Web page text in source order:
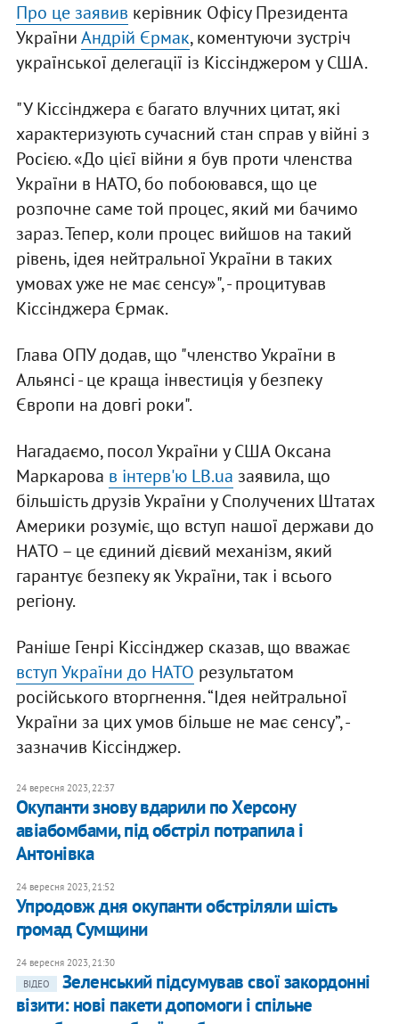
Про це заявив керівник Офісу Президента
УкраїниАндрій Єрмак, коментуючи зустріч
української делегації із Кіссінджером у США.
"У Кіссінджера є багато влучних цитат, які
характеризують сучасний стан справ у війні з
Росією. «До цієї війни я був проти членства
України в НАТО, бо побоювався, що це
розпочне саме той процес, який ми бачимо
зараз. Тепер, коли процес вийшов на такий
рівень, ідея нейтральної України в таких
умовах уже не має сенсу»", - процитував
Кіссінджера Єрмак.
Глава ОПУ додав, що "членство України в
Альянсі - це краща інвестиція у безпеку
Європи на довгі роки".
Нагадаємо, посол України у США Оксана
Маркарова в інтерв'ю LB.ua заявила, що
більшість друзів України у Сполучених Штатах
Америки розуміє, що вступ нашої держави до
НАТО – це єдиний дієвий механізм, який
гарантує безпеку як України, так і всього
регіону.
Раніше Генрі Кіссінджер сказав, що вважає
вступ України до НАТО результатом
російського вторгнення. “Ідея нейтральної
України за цих умов більше не має сенсу”, -
зазначив Кіссінджер.
24 вересня 2023, 22:37
Окупанти знову вдарили по Херсону
авіабомбами, під обстріл потрапила і
Антонівка
24 вересня 2023, 21:52
Упродовж дня окупанти обстріляли шість
громад Сумщини
24 вересня 2023, 21:30
ВІДЕО
Зеленський підсумував свої закордонні
візити: нові пакети допомоги і спільне